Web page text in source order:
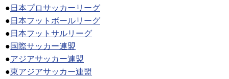
● 日本プロサッカーリーグ
● 日本フットボールリーグ
● 日本フットサルリーグ
●国際サッカー連盟
●アジアサッカー連盟
●東アジアサッカー連盟